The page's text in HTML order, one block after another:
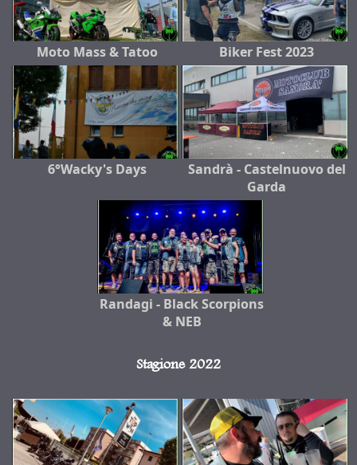
Moto Mass & Tatoo Biker Fest 2023
6°Wacky's Days
Sandrà - Castelnuovo del
Garda
Randagi - Black Scorpions
& NEB
Stagione 2022